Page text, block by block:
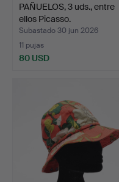
PAÑUELOS, 3 uds., entre
ellos Picasso.
Subastado 30 jun 2026
11 pujas
80 USD